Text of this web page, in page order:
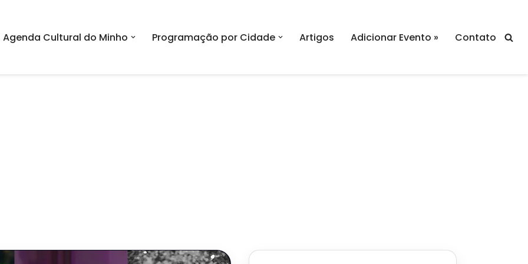
Agenda Cultural do Minho Programação por Cidade Artigos Adicionar Evento » Contato